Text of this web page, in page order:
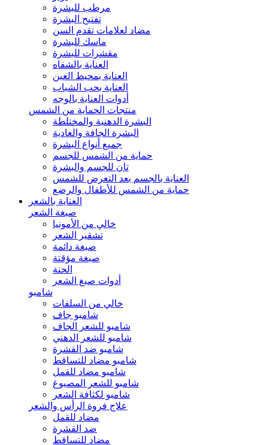
مرطب للبشرة
تفتيح البشرة
مضاد لعلامات تقدم السن
ماسك للبشرة
مقشرات للبشرة
العناية بالشفاه
العناية بمحيط العين
العناية بحب الشباب
أدوات العناية بالوجه
منتجات الحماية من الشمس
البشرة الدهنية والمختلطة
البشرة الجافة والعادية
جميع أنواع البشرة
حماية من الشمس للجسم
تان للجسم والبشرة
العناية بالجسم بعد التعرض للشمس
حماية من الشمس للأطفال والرضع
العناية بالشعر
صبغة الشعر
خالي من الأمونيا
تشقير الشعر
صبغة دائمة
صبغة مؤقتة
الحنة
أدوات صبغ الشعر
شامبو
خالي من السلفات
شامبو جاف
شامبو للشعر الجاف
شامبو للشعر الدهني
شامبو ضد القشرة
شامبو مضاد للتساقط
شامبو مضاد للقمل
شامبو للشعر المصبوغ
شامبو لكثافة الشعر
علاج فروة الرأس والشعر
مضاد للقمل
ضد القشرة
مضاد للتساقط